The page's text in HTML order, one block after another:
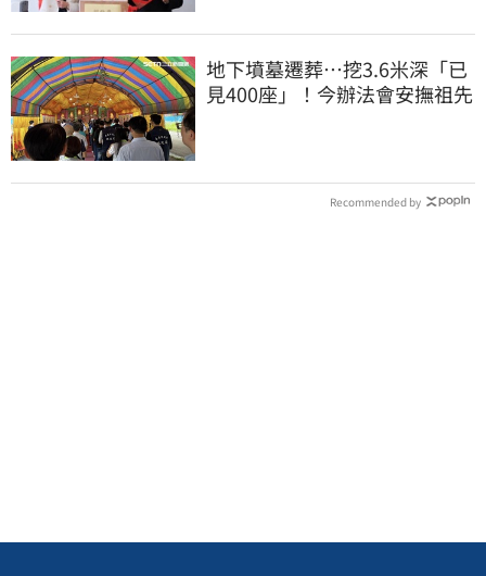
地下墳墓遷葬…挖3.6米深「已
見400座」！今辦法會安撫祖先
Recommended by